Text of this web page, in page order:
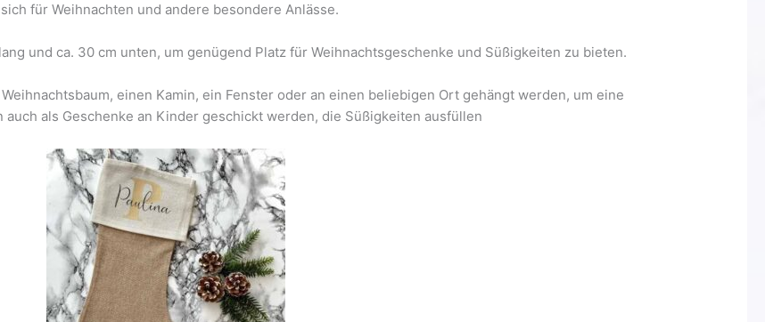
für Weihnachten und andere besondere Anlässe.
und ca. 30 cm unten, um genügend Platz für Weihnachtsgeschenke und Süßigkeiten zu bieten.
einen Kamin, ein Fenster oder an einen beliebigen Ort gehängt werden, um eine
als Geschenke an Kinder geschickt werden, die Süßigkeiten ausfüllen